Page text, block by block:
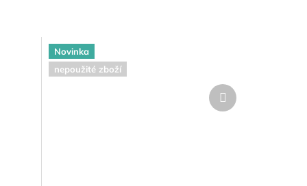
Novinka
nepoužité zboží
Další
produkt